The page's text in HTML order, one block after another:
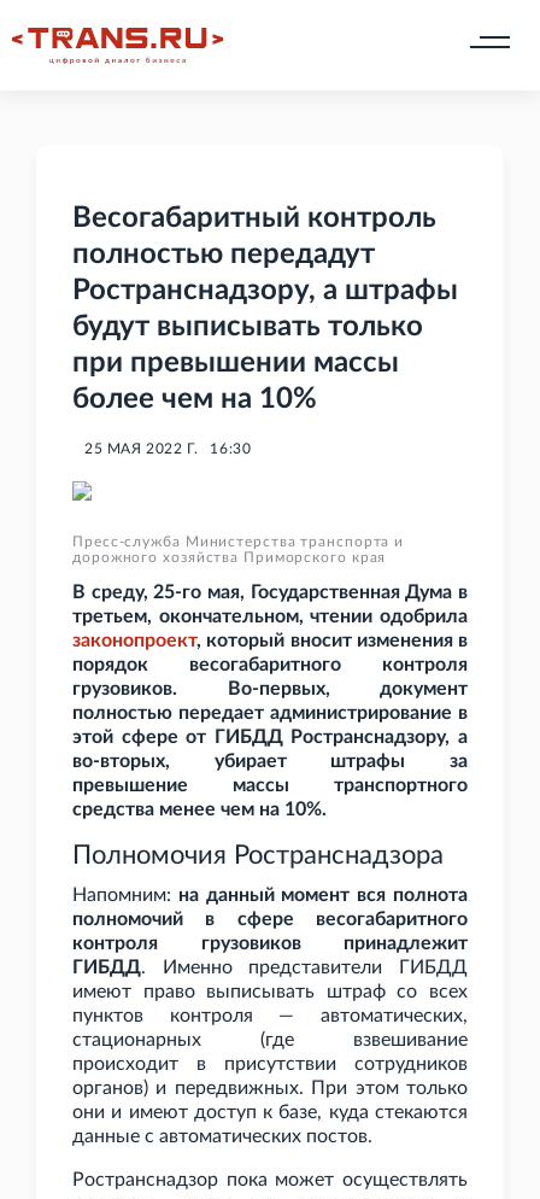
Весогабаритный контроль
полностью передадут
Ространснадзору, а штрафы
будут выписывать только
при превышении массы
более чем на 10%
25 МАЯ 2022 Г. 16:30
Пресс-служба Министерства транспорта и
дорожного хозяйства Приморского края
В среду, 25-го мая, Государственная Дума в
третьем, окончательном, чтении одобрила
законопроект, который вносит изменения в
порядок весогабаритного контроля
грузовиков. Во-первых, документ
полностью передает администрирование в
этой сфере от ГИБДД Ространснадзору, а
во-вторых, убирает штрафы за
превышение массы транспортного
средства менее чем на 10%.
Полномочия Ространснадзора
Напомним: на данный момент вся полнота
полномочий в сфере весогабаритного
контроля грузовиков принадлежит
ГИБДД. Именно представители ГИБДД
имеют право выписывать штраф со всех
пунктов контроля — автоматических,
стационарных (где взвешивание
происходит в присутствии сотрудников
органов) и передвижных. При этом только
они и имеют доступ к базе, куда стекаются
данные с автоматических постов.
Ространснадзор пока может осуществлять